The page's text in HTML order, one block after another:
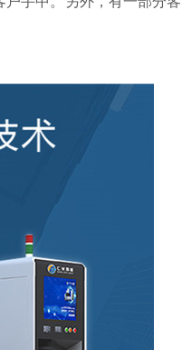
手中。另外，有一部分